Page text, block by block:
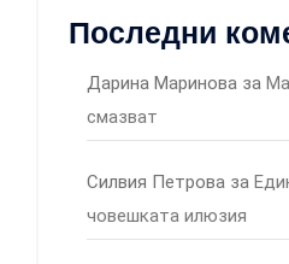
Последни
Дарина Маринова за
смазват
Силвия Петрова за
човешката илюзия